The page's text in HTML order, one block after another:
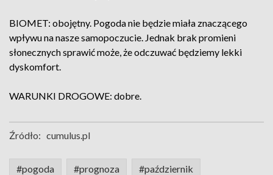
BIOMET: obojętny. Pogoda nie będzie miała znaczącego
wpływu na nasze samopoczucie. Jednak brak promieni
słonecznych sprawić może, że odczuwać będziemy lekki
dyskomfort.
WARUNKI DROGOWE: dobre.
Źródło: cumulus.pl
#pogoda #prognoza #październik